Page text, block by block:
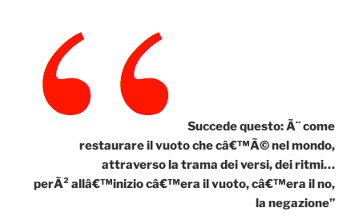
Succede questo: Ã¨ come
restaurare il vuoto che câ€™Ã© nel mondo,
attraverso la trama dei versi, dei ritmi…
perÃ² allâ€™inizio câ€™era il vuoto, câ€™era il no,
la negazione”